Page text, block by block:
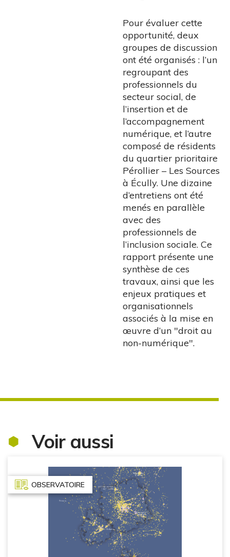
Pour évaluer cette
opportunité, deux
groupes de discussion
ont été organisés : l’un
regroupant des
professionnels du
secteur social, de
l’insertion et de
l’accompagnement
numérique, et l’autre
composé de résidents
du quartier prioritaire
Pérollier – Les Sources
à Écully. Une dizaine
d’entretiens ont été
menés en parallèle
avec des
professionnels de
l’inclusion sociale. Ce
rapport présente une
synthèse de ces
travaux, ainsi que les
enjeux pratiques et
organisationnels
associés à la mise en
œuvre d’un "droit au
non-numérique".
Voir aussi
OBSERVATOIRE